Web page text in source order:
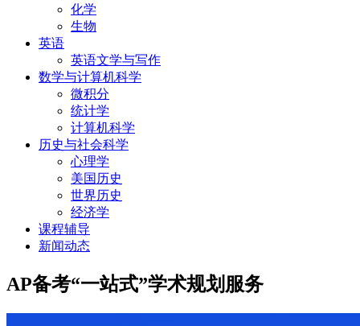
化学
生物
英语
英语文学与写作
数学与计算机科学
微积分
统计学
计算机科学
历史与社会科学
心理学
美国历史
世界历史
经济学
课程辅导
新闻动态
AP备考“一站式”学术规划服务